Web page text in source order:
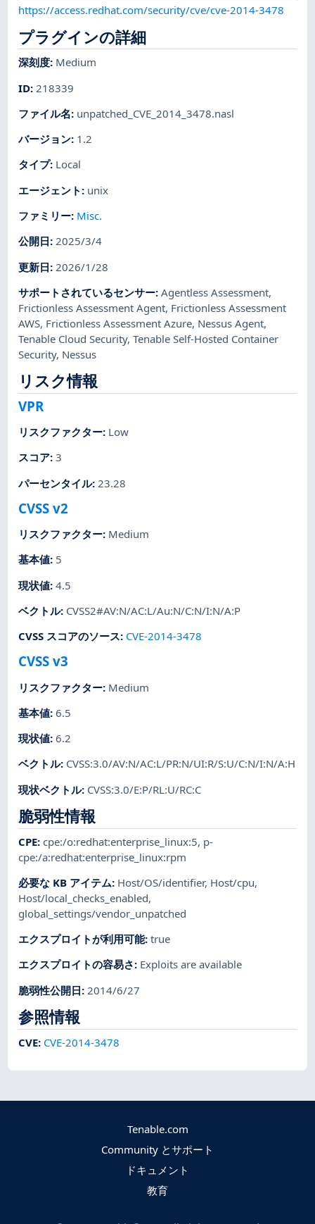
https://access.redhat.com/security/cve/cve-2014-3478
プラグインの詳細
深刻度: Medium
ID: 218339
ファイル名: unpatched_CVE_2014_3478.nasl
バージョン: 1.2
タイプ: Local
エージェント : unix
ファミリー: Misc.
公開日:2025/3/4
更新日: 2026/1/28
サポートされているセンサー:Agentless Assessment,
Frictionless Assessment Agent, Frictionless Assessment
AWS, Frictionless Assessment Azure, Nessus Agent,
Tenable Cloud Security,Tenable Self-Hosted Container
Security, Nessus
リスク情報
VPR
リスクファクター: Low
スコア:3
パーセンタイル: 23.28
CVSS v2
リスクファクター: Medium
基本値: 5
現状値:4.5
ベクトル: CVSS2#AV:N/AC:L/Au:N/C:N/I:N/A:P
CVSS スコアのソース: CVE-2014-3478
CVSS v3
リスクファクター: Medium
基本値:6.5
現状値:6.2
ベクトル: CVSS:3.0/AV:N/AC:L/PR:N/UI:R/S:U/C:N/I:N/A:H
現状ベクトル: CVSS:3.0/E:P/RL:U/RC:C
脆弱性情報
CPE:cpe:/o:redhat:enterprise_linux:5, p-
cpe:/a:redhat:enterprise_linux:rpm
必要な KB アイテム: Host/OS/identifier, Host/cpu,
Host/local_checks_enabled,
global_settings/vendor_unpatched
エクスプロイトが利用可能:true
エクスプロイトの容易さ: Exploits are available
脆弱性公開日: 2014/6/27
参照情報
CVE: CVE-2014-3478
Tenable.com
Community とサポート
ドキュメント
教育